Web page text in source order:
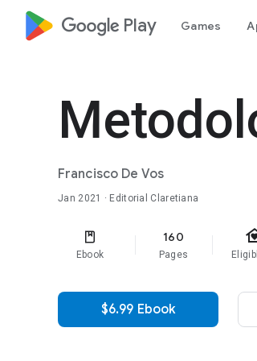
google_logo Play Games
Francisco De Vos
Jan 2021 · Editorial Claretiana
Ebook
160
Pages
$6.99 Ebook